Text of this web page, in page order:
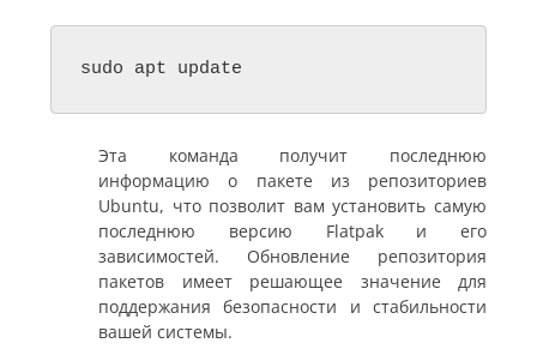
sudo apt update
Эта команда получит последнюю
информацию о пакете из репозиториев
Ubuntu, что позволит вам установить самую
последнюю версию Flatpak и его
зависимостей. Обновление репозитория
пакетов имеет решающее значение для
поддержания безопасности и стабильности
вашей системы.